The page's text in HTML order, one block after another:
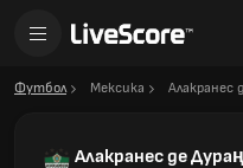
Футбол Мексика Алакранес
Алакранес де